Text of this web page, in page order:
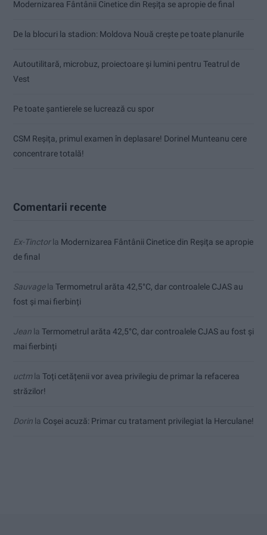
Modernizarea Fântânii Cinetice din Reșița se apropie de final
De la blocuri la stadion: Moldova Nouă crește pe toate planurile
Autoutilitară, microbuz, proiectoare și lumini pentru Teatrul de
Vest
Pe toate șantierele se lucrează cu spor
CSM Reșița, primul examen în deplasare! Dorinel Munteanu cere
concentrare totală!
Comentarii recente
Ex-Tinctorla Modernizarea Fântânii Cinetice din Reșița se apropie
de final
Sauvagela Termometrul arăta 42,5°C, dar controalele CJAS au
fost și mai fierbinți
Jean la Termometrul arăta 42,5°C, dar controalele CJAS au fost și
mai fierbinți
uctmla Toți cetățenii vor avea privilegiu de primar la refacerea
străzilor!
Dorin la Coșei acuză: Primar cu tratament privilegiat la Herculane!